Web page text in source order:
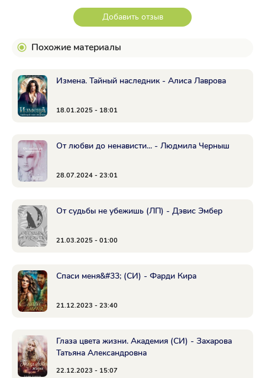
Добавить отзыв
Похожие материалы
Измена. Тайный наследник - Алиса Лаврова
18.01.2025 - 18:01
От любви до ненависти... - Людмила Черныш
28.07.2024 - 23:01
От судьбы не убежишь (ЛП) - Дэвис Эмбер
21.03.2025 - 01:00
Спаси меня&#33; (СИ) - Фарди Кира
21.12.2023 - 23:40
Глаза цвета жизни. Академия (СИ) - Захарова
Татьяна Александровна
22.12.2023 - 15:07